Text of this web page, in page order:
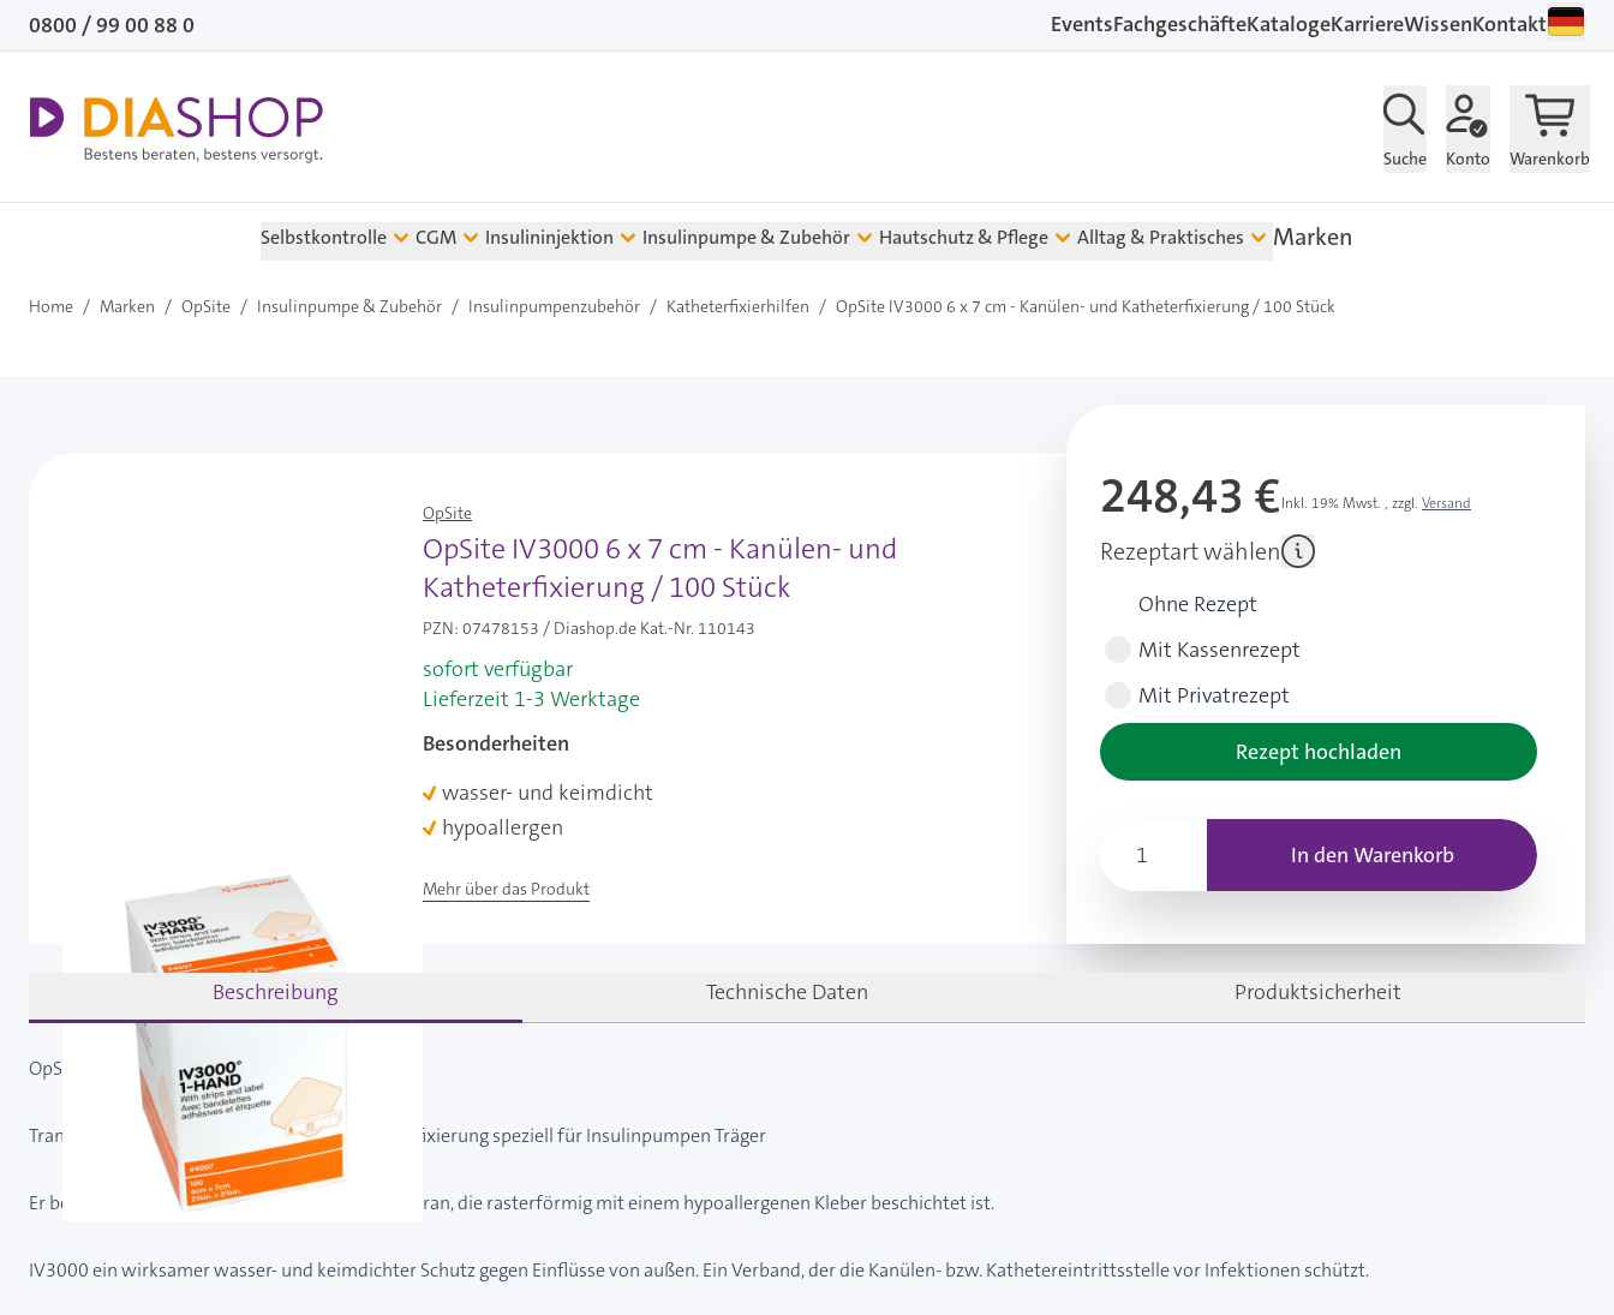
Direkt zum Inhalt
0800 / 99 00 88 0 EventsFachgeschäfteKatalogeKarriereWissenKontakt
Suche Konto Warenkorb
Selbstkontrolle CGM Insulininjektion Insulinpumpe & Zubehör Hautschutz & Pflege Alltag & Praktisches Marken
Home / Marken / OpSite / Insulinpumpe & Zubehör / Insulinpumpenzubehör / Katheterfixierhilfen / OpSite IV3000 6 x 7 cm - Kanülen- und Katheterfixierung / 100 Stück
OpSite
OpSite IV3000 6 x 7 cm - Kanülen- und
Katheterfixierung / 100 Stück
PZN: 07478153 / Diashop.de Kat.-Nr. 110143
sofort verfügbar
Lieferzeit 1-3 Werktage
Besonderheiten
wasser- und keimdicht
hypoallergen
Mehr über das Produkt
248,43 €Inkl. 19% Mwst. , zzgl. Versand
Rezeptart wählen
Ohne Rezept
Mit Kassenrezept
Mit Privatrezept
Rezept hochladen
In den Warenkorb
Beschreibung Technische Daten Produktsicherheit
OpSite IV3000 6 x 7 cm (100x)
Transparentverband zur Kanülen- und Katheterfixierung speziell für Insulinpumpen Träger
Er besteht aus einer dünnen Polyurethan-Membran, die rasterförmig mit einem hypoallergenen Kleber beschichtet ist.
IV3000 ein wirksamer wasser- und keimdichter Schutz gegen Einflüsse von außen. Ein Verband, der die Kanülen- bzw. Kathetereintrittsstelle vor Infektionen schützt.